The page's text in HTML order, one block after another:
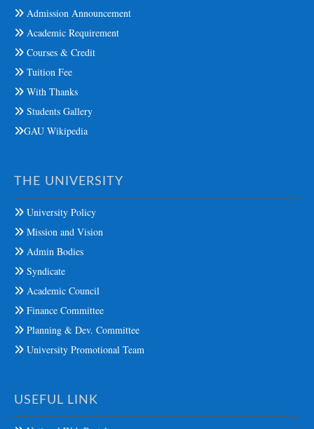
Admission Announcement
Academic Requirement
Courses & Credit
Tuition Fee
With Thanks
Students Gallery
GAU Wikipedia
THE UNIVERSITY
University Policy
Mission and Vision
Admin Bodies
Syndicate
Academic Council
Finance Committee
Planning & Dev. Committee
University Promotional Team
USEFUL LINK